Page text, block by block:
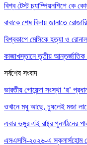
বিশ্ব টেস্ট চ্যাম্পিয়নশিপে কে
বাবাকে শেষ বিদায় জানাতে
বিশ্বকাপে মেসিকে হত্যা ও
কাজাখস্তানে তৃতীয় আন্তর্জাতিক
সর্বশেষ সংবাদ
ভারতীয় গোয়েন্দা সংস্থা ‘র’
ওখানে মধু আছে, চুষলেই মজা
এবার ভঙ্গুর এই রাষ্ট্র পুনর্গঠনের
এসএসসি-২০২৬-এ স্কলার্সহোম